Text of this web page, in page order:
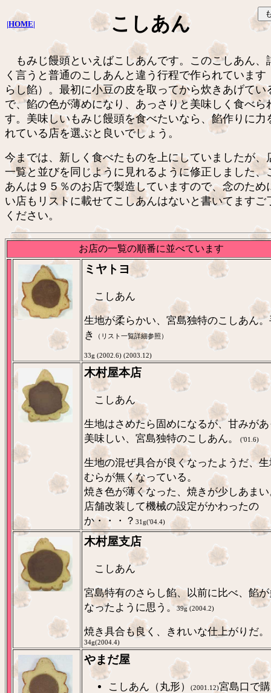
|HOME| こしあん
もみじ饅頭といえばこしあんです。このこしあん、
く言うと普通のこしあんと違う行程で作られています
らし餡）。最初に小豆の皮を取ってから炊きあげてい
で、餡の色が薄めになり、あっさりと美味しく食べら
す。美味しいもみじ饅頭を食べたいなら、餡作りに力
れている店を選ぶと良いでしょう。
今までは、新しく食べたものを上にしていましたが、
一覧と並びを同じように見れるように修正しました、
あんは９５％のお店で製造していますので、念のため
い店もリストに載せてこしあんはないと書いてますご
ください。
お店の一覧の順番に並べています
ミヤトヨ
こしあん
生地が柔らかい、宮島独特のこしあん
き
（リスト一覧詳細参照）
33g (2002.6) (2003.12)
木村屋本店
こしあん
生地はさめたら固めになるが、甘みが
美味しい、宮島独特のこしあん。
('01.6)
生地の混ぜ具合が良くなったようだ、
むらが無くなっている。
焼き色が薄くなった、焼きが少しあま
店舗改装して機械の設定がかわったの
か・・・？ 31g('04.4)
木村屋支店
こしあん
宮島特有のさらし餡、以前に比べ、餡
なったように思う。39g (2004.2)
焼き具合も良く、きれいな仕上がりだ。
34g(2004.4)
やまだ屋
こしあん（丸形） (2001.12)宮島口で